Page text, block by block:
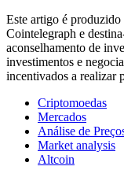
Este artigo é produzido
Cointelegraph e
aconselhamento de
investimentos e
incentivados a realizar
Criptomoedas
Mercados
Análise de
Market analysis
Altcoin